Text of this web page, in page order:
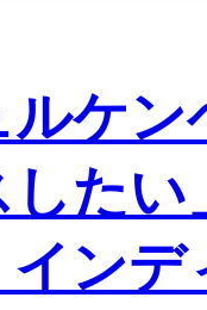
ケン
たい
イン